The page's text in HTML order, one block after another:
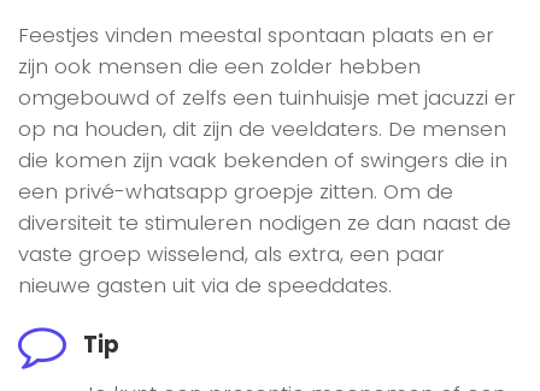
Feestjes vinden meestal spontaan plaats en er
zijn ook mensen die een zolder hebben
omgebouwd of zelfs een tuinhuisje met jacuzzi er
op na houden, dit zijn de veeldaters. De mensen
die komen zijn vaak bekenden of swingers die in
een privé-whatsapp groepje zitten. Om de
diversiteit te stimuleren nodigen ze dan naast de
vaste groep wisselend, als extra, een paar
nieuwe gasten uit via de speeddates.
Tip